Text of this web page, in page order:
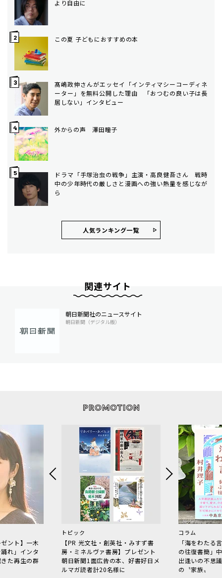
より自由に
この夏 子どもにおすすめの本
髙嶋政伸さんがエッセイ「インティマシーコーディネ
ーター」を無料公開した理由 「おつむの良い子は長
居しない」インタビュー
外からの声 澤田瞳子
ドラマ「手塚治虫の戦争」主演・高良健吾さん 戦時
中の少年時代の厳しさと漫画への強い熱量を感じなが
ら
人気ランキング⼀覧
関連サイト
朝日新聞社のニュースサイト
朝日新聞（デジタル版）
ント】一木
れ」インタ
た再生の群
トピック
【PR 光文社・創英社・みすず書
房・ミネルヴァ書房】プレゼント
朝日新聞1面広告の本、好書好日メ
ルマガ読者計20名様に
コラム
「海をわた
の往復書簡」
出逢いの不思
の〝家族〟